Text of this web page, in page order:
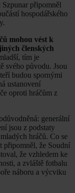
připomněl
hospodářského
mohou vést k
členských
tím je
svého původu. Jsou
budou spornými
ustanovení
oproti hráčům z
generální
jsou z podstaty
hráčů. Co se
připomněl, že Soudní
že vzhledem ke
a zvláště fotbalu
náboru a výcviku